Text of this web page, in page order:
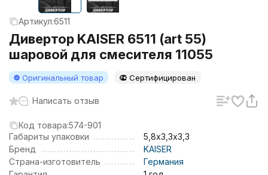
Артикул:6511
Дивертор KAISER 6511 (art 55)
шаровой для смесителя 11055
Оригинальный товар Сертифицирован
Написать отзыв
Код товара:574-901
Габариты упаковки
5,8х3,3х3,3
Бренд
KAISER
Страна-изготовитель
Германия